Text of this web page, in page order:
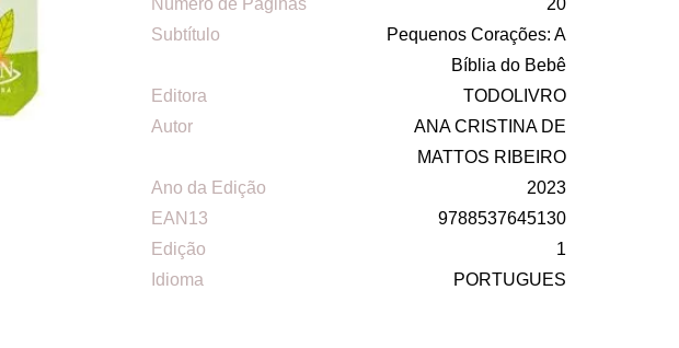
Número de Páginas
20
Subtítulo
Pequenos Corações: A
Bíblia do Bebê
Editora
TODOLIVRO
Autor
ANA CRISTINA DE
MATTOS RIBEIRO
Ano da Edição
2023
EAN13
9788537645130
Edição
1
Idioma
PORTUGUES